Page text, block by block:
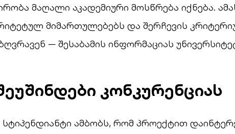
მაღალი აკადემიური მოსწრება იქნება.
მიმართულებებს და შერჩევის
— შესაბამის ინფორმაციას
კონკურენციას
სტიპენდიანტი ამბობს, რომ პროექტით